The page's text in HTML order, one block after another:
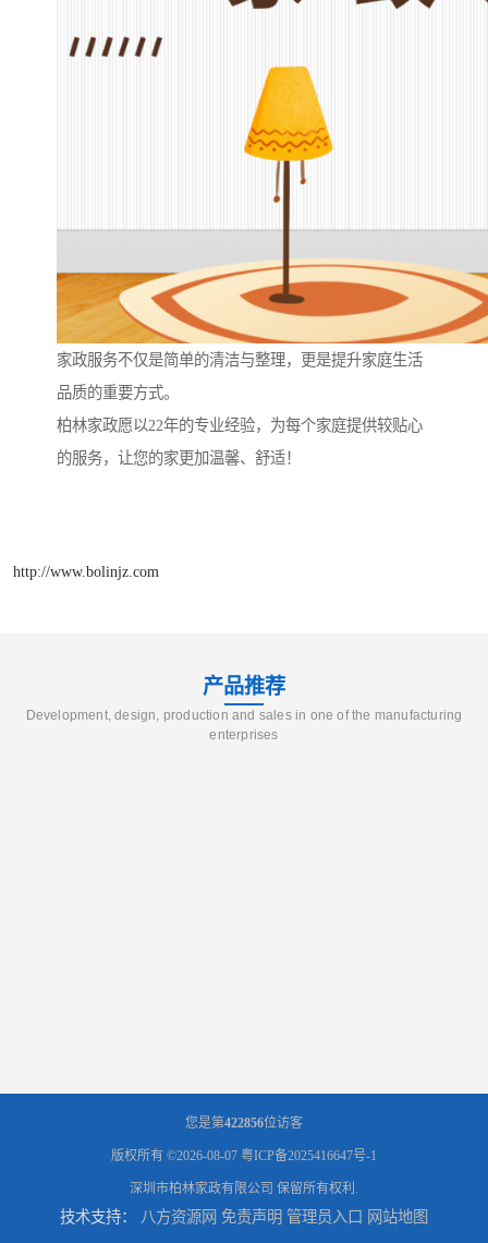
家政服务不仅是简单的清洁与整理，更是提升家庭生活
品质的重要方式。
柏林家政愿以22年的专业经验，为每个家庭提供较贴心
的服务，让您的家更加温馨、舒适！
http://www.bolinjz.com
产品推荐
Development, design, production and sales in one of the manufacturing
enterprises
您是第422856位访客
版权所有 ©2026-08-07 粤ICP备2025416647号-1
深圳市柏林家政有限公司 保留所有权利.
技术支持： 八方资源网 免责声明 管理员入口 网站地图